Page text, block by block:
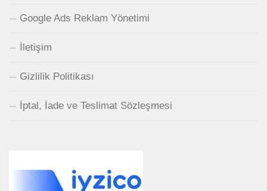
Google Ads Reklam Yönetimi
İletişim
Gizlilik Politikası
İptal, İade ve Teslimat Sözleşmesi